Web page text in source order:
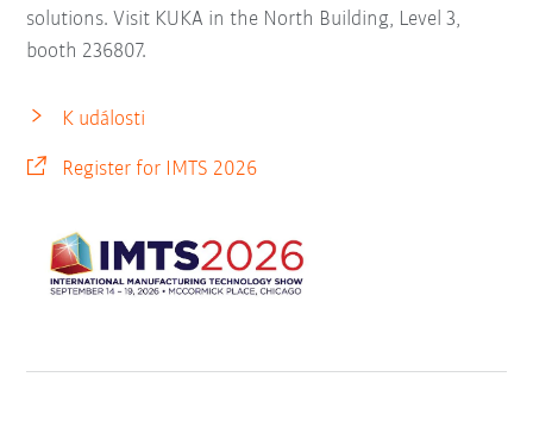
solutions. Visit KUKA in the North Building, Level 3,
booth 236807.
K události
Register for IMTS 2026